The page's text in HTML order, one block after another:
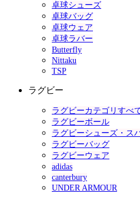
卓球シューズ
卓球バッグ
卓球ウェア
卓球ラバー
Butterfly
Nittaku
TSP
ラグビー
ラグビーカテゴリすべ
ラグビーボール
ラグビーシューズ・ス
ラグビーバッグ
ラグビーウェア
adidas
canterbury
UNDER ARMOUR